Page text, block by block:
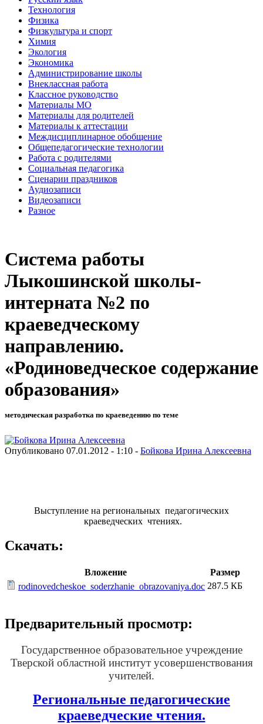
Технология
Физика
Физкультура и спорт
Химия
Экология
Экономика
Администрирование школы
Внеклассная работа
Классное руководство
Материалы МО
Материалы для родителей
Материалы к аттестации
Междисциплинарное обобщение
Общепедагогические технологии
Работа с родителями
Социальная педагогика
Сценарии праздников
Аудиозаписи
Видеозаписи
Разное
Система работы
Лыкошинской школы-
интерната №2 по
краеведческому
направлению.
«Родиноведческое содержание
образования»
методическая разработка по краеведению по теме
Опубликовано 07.01.2012 - 1:10 - Бойкова Ирина Алексеевна
Выступление на региональных педагогических
краеведческих чтениях.
Скачать:
Вложение
Размер
rodinovedcheskoe_soderzhanie_obrazovaniya.doc 287.5 КБ
Предварительный просмотр:
Государственное образовательное учреждение
Тверской областной институт усовершенствования
учителей.
Региональные педагогические
краеведческие чтения.